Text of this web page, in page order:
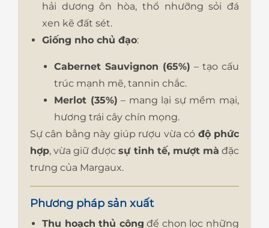
hải dương ôn hòa, thổ nhưỡng sỏi đá
xen kẽ đất sét.
Giống nho chủ đạo:
Cabernet Sauvignon (65%) – tạo cấu
trúc mạnh mẽ, tannin chắc.
Merlot (35%) – mang lại sự mềm mại,
hương trái cây chín mọng.
Sự cân bằng này giúp rượu vừa có độ phức
hợp, vừa giữ đượcsự tinh tế, mượt mà đặc
trưng của Margaux.
Phương pháp sản xuất
Thu hoạch thủ công để chọn lọc những